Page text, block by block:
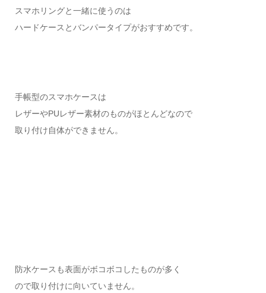
スマホリングと一緒に使うのは
ハードケースとバンパータイプがおすすめです。
手帳型のスマホケースは
レザーやPUレザー素材のものがほとんどなので
取り付け自体ができません。
防水ケースも表面がボコボコしたものが多く
ので取り付けに向いていません。